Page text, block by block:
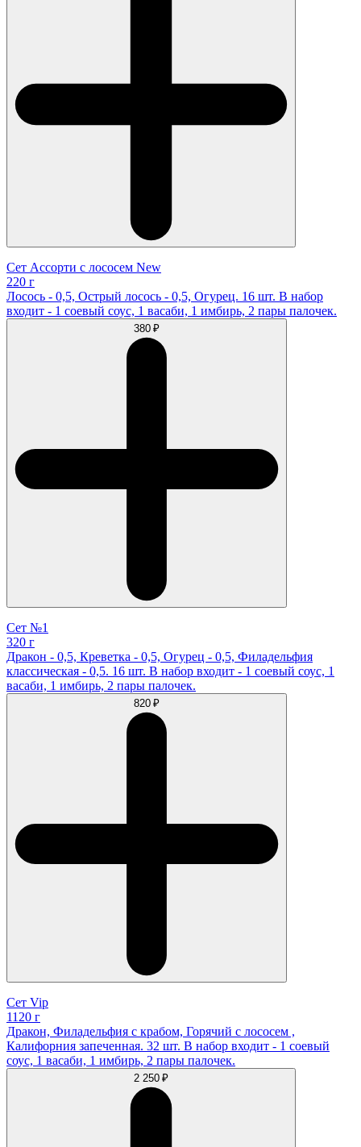
Сет Ассорти с лососем New
220 г
Лосось - 0,5, Острый лосось - 0,5, Огурец. 16 шт. В набор
входит - 1 соевый соус, 1 васаби, 1 имбирь, 2 пары палочек.
380 ₽
Сет №1
320 г
Дракон - 0,5, Креветка - 0,5, Огурец - 0,5, Филадельфия
классическая - 0,5. 16 шт. В набор входит - 1 соевый соус, 1
васаби, 1 имбирь, 2 пары палочек.
820 ₽
Сет Vip
1120 г
Дракон, Филадельфия с крабом, Горячий с лососем ,
Калифорния запеченная. 32 шт. В набор входит - 1 соевый
соус, 1 васаби, 1 имбирь, 2 пары палочек.
2 250 ₽